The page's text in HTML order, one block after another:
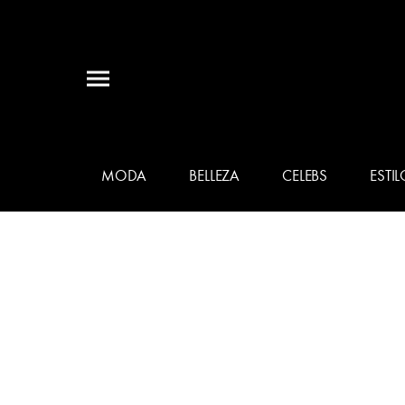
MODA BELLEZA CELEBS